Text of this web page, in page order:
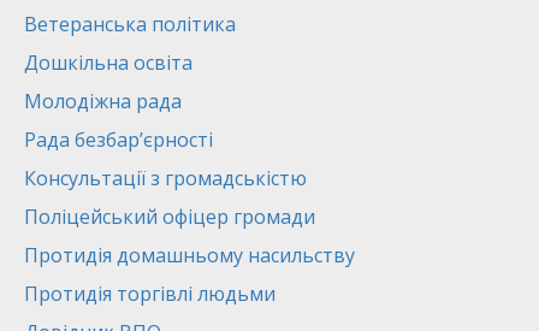
Ветеранська політика
Дошкільна освіта
Молодіжна рада
Рада безбар’єрності
Консультації з громадськістю
Поліцейський офіцер громади
Протидія домашньому насильству
Протидія торгівлі людьми